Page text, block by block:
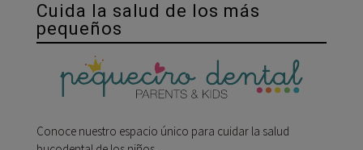
Cuida la salud de los más
pequeños
Conoce nuestro espacio único para cuidar la salud